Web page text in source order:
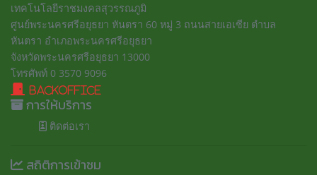
เทคโนโลยีราชมงคลสุวรรณภูมิ
ศูนย์พระนครศรีอยุธยา หันตรา 60 หมู่ 3 ถนนสายเอเซีย ตำบล
หันตรา อำเภอพระนครศรีอยุธยา
จังหวัดพระนครศรีอยุธยา 13000
โทรศัพท์ 0 3570 9096
BackOffice
การให้บริการ
ติดต่อเรา
สถิติการเข้าชม